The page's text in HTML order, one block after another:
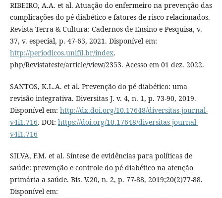
RIBEIRO, A.A. et al. Atuação do enfermeiro na prevenção das
complicações do pé diabético e fatores de risco relacionados.
Revista Terra & Cultura: Cadernos de Ensino e Pesquisa, v.
37, v. especial, p. 47-63, 2021. Disponível em:
http://periodicos.unifil.br/index.
php/Revistateste/article/view/2353. Acesso em 01 dez. 2022.
SANTOS, K.L.A. et al. Prevenção do pé diabético: uma
revisão integrativa. Diversitas J. v. 4, n. 1, p. 73-90, 2019.
Disponível em: http://dx.doi.org/10.17648/diversitas-journal-
v4i1.716. DOI: https://doi.org/10.17648/diversitas-journal-
v4i1.716
SILVA, F.M. et al. Síntese de evidências para políticas de
saúde: prevenção e controle do pé diabético na atenção
primária a saúde. Bis. V.20, n. 2, p. 77-88, 2019;20(2)77-88.
Disponível em: